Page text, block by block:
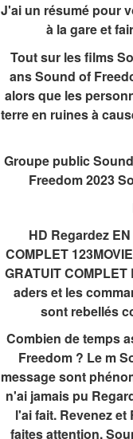
J'ai un résumé pour
à la gare et
Tout sur les films
ans Sound of
alors que les
terre en ruines à
Groupe public
Freedom 2023
HD Regardez
COMPLET
GRATUIT
aders et les
sont rebellés
Combien de temps
Freedom ? Le m
message sont
n'ai jamais pu
l'ai fait. Revenez
faites attention.